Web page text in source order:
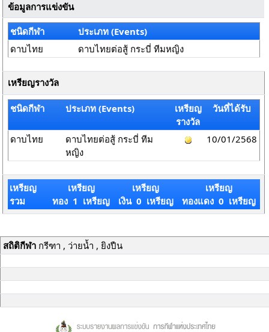
ข้อมูลการแข่งขัน
ชนิดกีฬา
ประเภท (Events)
ดาบไทย
ดาบไทยต่อสู้ กระบี่ ทีมหญิง
เหรียญรางวัล
ชนิดกีฬา ประเภท (Events)
เหรียญ
รางวัล
วันที่ได้รับ
ดาบไทย
ดาบไทยต่อสู้ กระบี่ ทีม
หญิง
10/01/2568
เหรียญ
รวม
เหรียญ
ทอง 1 เหรียญ
เหรียญ
เงิน 0 เหรียญ
เหรียญ
ทองแดง 0 เหรียญ
สถิติกีฬากรีฑา , ว่ายน้ำ , ยิงปืน